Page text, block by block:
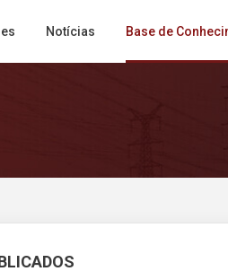
Notícias Base de